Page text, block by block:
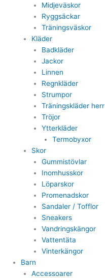
Midjeväskor
Ryggsäckar
Träningsväskor
Kläder
Badkläder
Jackor
Linnen
Regnkläder
Strumpor
Träningskläder herr
Tröjor
Ytterkläder
Termobyxor
Skor
Gummistövlar
Inomhusskor
Löparskor
Promenadskor
Sandaler / Tofflor
Sneakers
Vandringskängor
Vattentäta
Vinterkängor
Barn
Accessoarer